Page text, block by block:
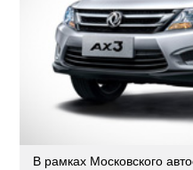
В рамках Московского